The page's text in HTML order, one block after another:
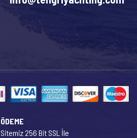
ÖDEME
Sitemiz 256 Bit SSL İle